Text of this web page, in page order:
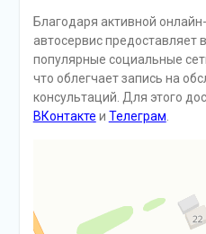
Благодаря активной
автосервис предоставляет
популярные социальные
что облегчает запись на
консультаций. Для этого
ВКонтакте и Телеграм.